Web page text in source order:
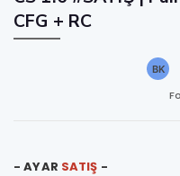
CFG + RC
- AYAR SATIŞ -